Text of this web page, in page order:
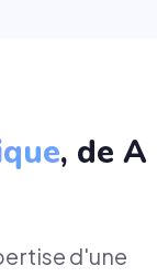
, de A
d'une